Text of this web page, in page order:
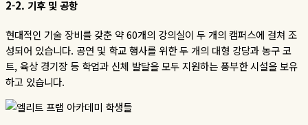
2-2. 기후 및 공항
현대적인 기술 장비를 갖춘 약60개의 강의실이 두 개의 캠퍼스에 걸쳐 조
성되어 있습니다. 공연 및 학교 행사를 위한 두 개의 대형 강당과 농구 코
트, 육상 경기장 등 학업과 신체 발달을 모두 지원하는 풍부한 시설을 보유
하고 있습니다.